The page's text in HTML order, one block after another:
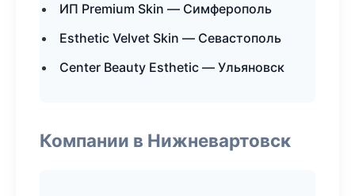
ИП Premium Skin — Симферополь
Esthetic Velvet Skin — Севастополь
Center Beauty Esthetic — Ульяновск
Компании в Нижневартовск